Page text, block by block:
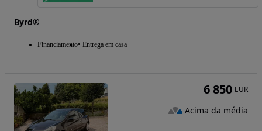
Byrd®
Financiamento Entrega em casa
6 850 EUR
Acima da média